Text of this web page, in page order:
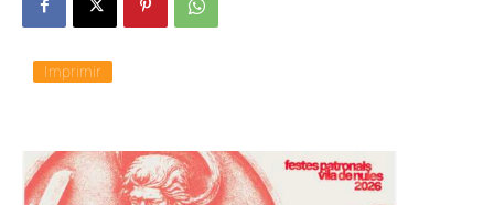
Imprimir